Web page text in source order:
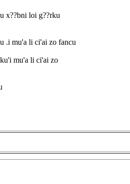
x??bni loi g??rku
.i mu'a li ci'ai zo fancu
mu'a li ci'ai zo